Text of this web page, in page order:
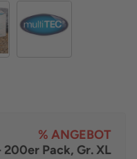
% ANGEBOT
Pack, Gr. XL